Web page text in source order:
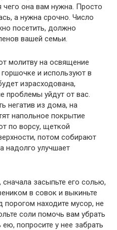
она вам нужна. Просто
а нужна срочно. Число
посетить, должно
вашей семьи.
молитву на освящение
и используют в
израсходована,
проблемы уйдут от вас.
негатив из дома, на
напольное покрытие
по ворсу, щеткой
потом собирают
надолго улучшает
засыпьте его солью,
в совок и выкиньте
порогом находите мусор, не
соли помочь вам убрать
попросите у нее забрать